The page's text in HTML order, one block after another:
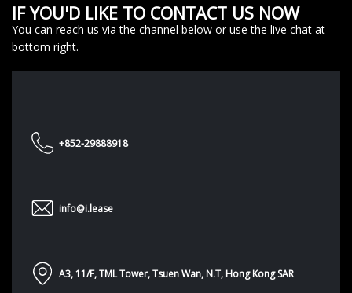
IF YOU'D LIKE TO CONTACT US NOW
You can reach us via the channel below or use the live chat at
bottom right.
+852-29888918
info@i.lease
A3, 11/F, TML Tower, Tsuen Wan, N.T, Hong Kong SAR